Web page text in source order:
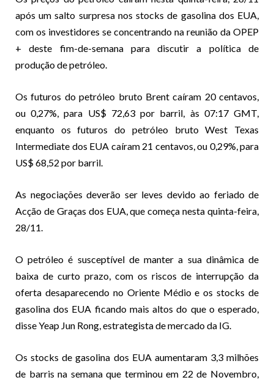
após um salto surpresa nos stocks de gasolina dos EUA,
com os investidores se concentrando na reunião da OPEP
+ deste fim-de-semana para discutir a política de
produção de petróleo.
Os futuros do petróleo bruto Brent caíram 20 centavos,
ou 0,27%, para US$ 72,63 por barril, às 07:17 GMT,
enquanto os futuros do petróleo bruto West Texas
Intermediate dos EUA caíram 21 centavos, ou 0,29%, para
US$ 68,52 por barril.
As negociações deverão ser leves devido ao feriado de
Acção de Graças dos EUA, que começa nesta quinta-feira,
28/11.
O petróleo é susceptível de manter a sua dinâmica de
baixa de curto prazo, com os riscos de interrupção da
oferta desaparecendo no Oriente Médio e os stocks de
gasolina dos EUA ficando mais altos do que o esperado,
disse Yeap Jun Rong, estrategista de mercado da IG.
Os stocks de gasolina dos EUA aumentaram 3,3 milhões
de barris na semana que terminou em 22 de Novembro,